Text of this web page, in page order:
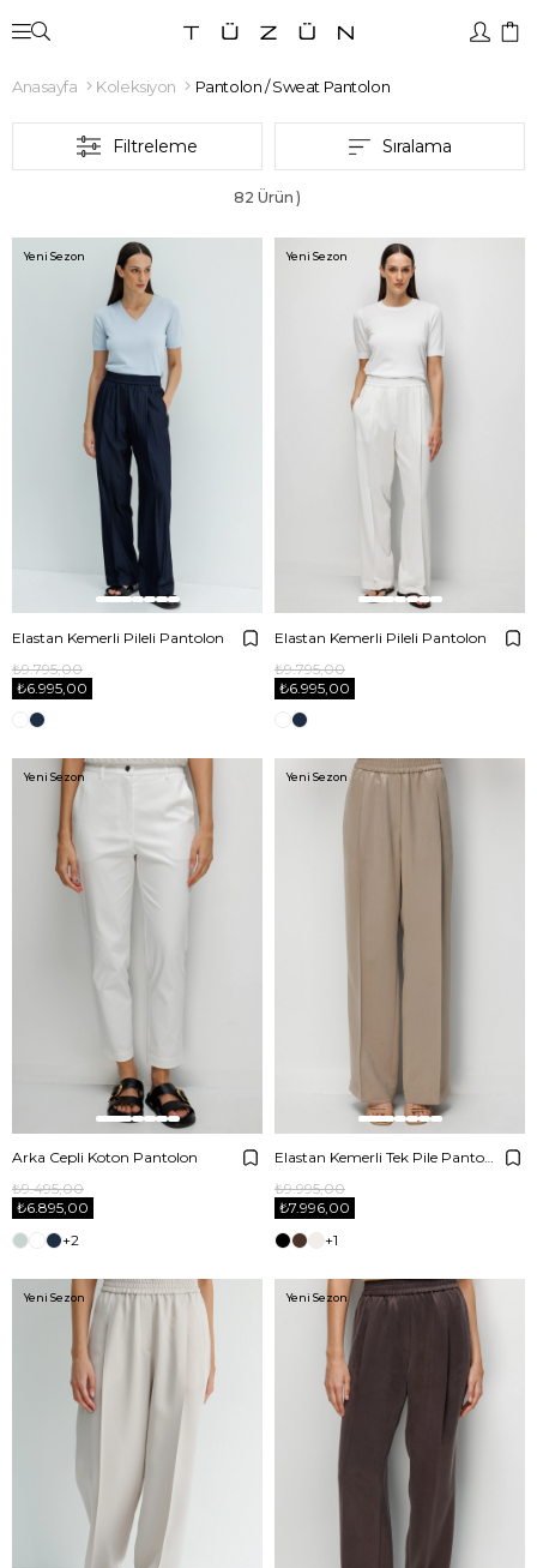
Anasayfa Koleksiyon Pantolon / Sweat Pantolon
Filtreleme Sıralama
82 Ürün
Elastan Kemerli Pileli Pantolon
₺6.995,00
₺9.795,00
Yeni Sezon
Elastan Kemerli Pileli Pantolon
₺6.995,00
₺9.795,00
Yeni Sezon
Arka Cepli Koton Pantolon
₺6.895,00
₺9.495,00
+2
Yeni Sezon
Elastan Kemerli Tek Pile Pantolon
₺7.996,00
₺9.995,00
+1
Yeni Sezon
Yeni Sezon Yeni Sezon